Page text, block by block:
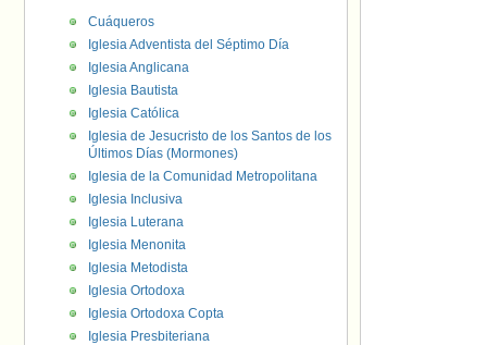
Cuáqueros
Iglesia Adventista del Séptimo Día
Iglesia Anglicana
Iglesia Bautista
Iglesia Católica
Iglesia de Jesucristo de los Santos de los
Últimos Días (Mormones)
Iglesia de la Comunidad Metropolitana
Iglesia Inclusiva
Iglesia Luterana
Iglesia Menonita
Iglesia Metodista
Iglesia Ortodoxa
Iglesia Ortodoxa Copta
Iglesia Presbiteriana